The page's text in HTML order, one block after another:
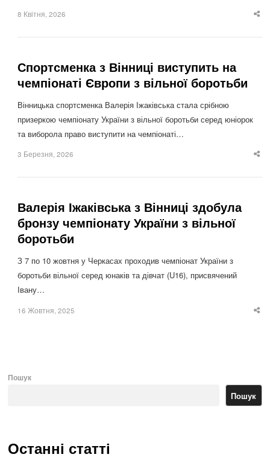
8 Квітня, 2026
Спортсменка з Вінниці виступить на
чемпіонаті Європи з вільної боротьби
Вінницька спортсменка Валерія Іжаківська стала срібною
призеркою чемпіонату України з вільної боротьби серед юніорок
та виборола право виступити на чемпіонаті…
3 Березня, 2026
Валерія Іжаківська з Вінниці здобула
бронзу чемпіонату України з вільної
боротьби
З 7 по 10 жовтня у Черкасах проходив чемпіонат України з
боротьби вільної серед юнаків та дівчат (U16), присвячений
Івану…
16 Жовтня, 2025
Пошук
Пошук
Останні статті